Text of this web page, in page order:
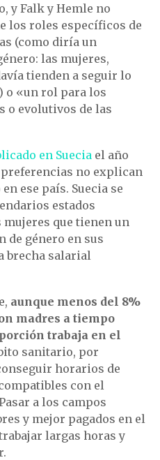
y Falk y Hemle no
los roles específicos de
(como diría un
las mujeres,
tienden a seguir lo
o «un rol para los
o evolutivos de las
en Suecia el año
no explican
ese país. Suecia se
estados
que tienen un
de género en sus
brecha salarial
aunque menos del 8%
madres a tiempo
trabaja en el
sanitario, por
horarios de
con el
a los campos
y mejor pagados en el
largas horas y